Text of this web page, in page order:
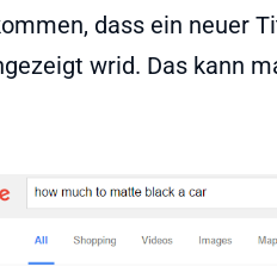
dass ein neuer
wrid. Das kann